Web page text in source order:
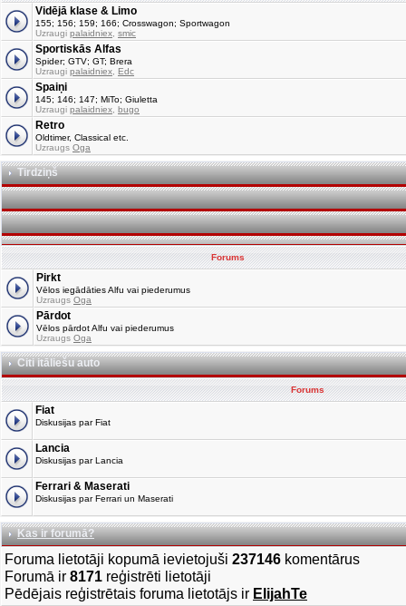
Vidējā klase & Limo
155; 156; 159; 166; Crosswagon; Sportwagon
Uzraugi palaidniex smic
Sportiskās Alfas
Spider; GTV; GT; Brera
Uzraugi palaidniex Edc
Spaiņi
145; 146; 147; MiTo; Giuletta
Uzraugi palaidniex bugo
Retro
Oldtimer, Classical etc.
Uzraugs Oga
Tirdziņš
Forums
Pirkt
Vēlos iegādāties Alfu vai piederumus
Uzraugs Oga
Pārdot
Vēlos pārdot Alfu vai piederumus
Uzraugs Oga
Citi itāliešu auto
Forums
Fiat
Diskusijas par Fiat
Lancia
Diskusijas par Lancia
Ferrari & Maserati
Diskusijas par Ferrari un Maserati
Kas ir forumā?
Foruma lietotāji kopumā ievietojuši 237146 komentārus
Forumā ir 8171 reģistrēti lietotāji
Pēdējais reģistrētais foruma lietotājs ir ElijahTe